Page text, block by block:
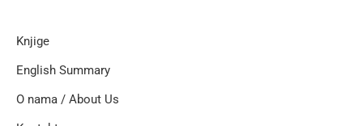
Knjige
English Summary
O nama / About Us